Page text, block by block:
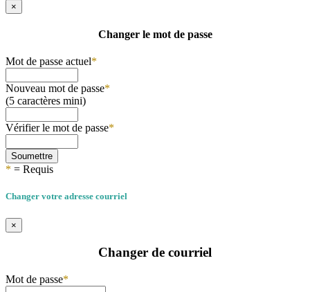
×
Changer le mot de passe
Mot de passe actuel*
Nouveau mot de passe*
(5 caractères mini)
Vérifier le mot de passe*
Soumettre
* = Requis
Changer votre adresse courriel
×
Changer de courriel
Mot de passe*